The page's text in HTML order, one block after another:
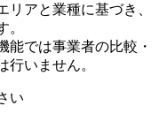
アと業種に基づき、
。
能では事業者の比較・
いません。
い